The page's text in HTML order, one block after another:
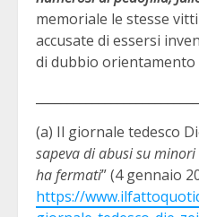
memoriale le stesse
accusate di essersi
di dubbio orientamento
(a) Il giornale tedesco
sapeva di abusi su
ha fermati” (4 gennaio
https://